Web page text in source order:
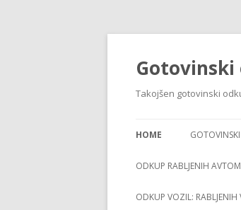
Gotovinski
Takojšen gotovinski
HOME
ODKUP RABLJENIH
ODKUP VOZIL: